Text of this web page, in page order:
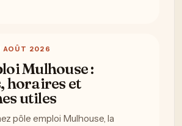
AOÛT 2026
Mulhouse :
horaires et
utiles
pôle emploi Mulhouse, la